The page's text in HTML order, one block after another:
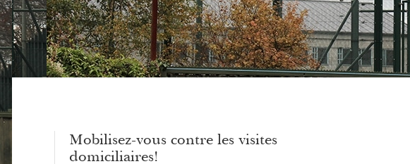
Mobilisez-vous contre les visites
domiciliaires!